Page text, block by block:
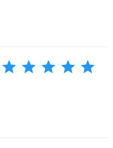
star star star star star